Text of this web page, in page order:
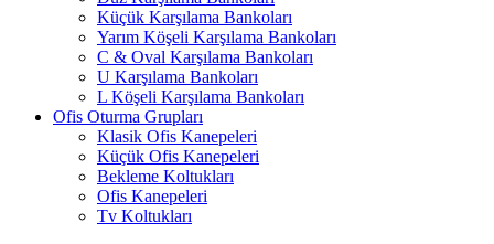
Küçük Karşılama Bankoları
Yarım Köşeli Karşılama Bankoları
C & Oval Karşılama Bankoları
U Karşılama Bankoları
L Köşeli Karşılama Bankoları
Ofis Oturma Grupları
Klasik Ofis Kanepeleri
Küçük Ofis Kanepeleri
Bekleme Koltukları
Ofis Kanepeleri
Tv Koltukları